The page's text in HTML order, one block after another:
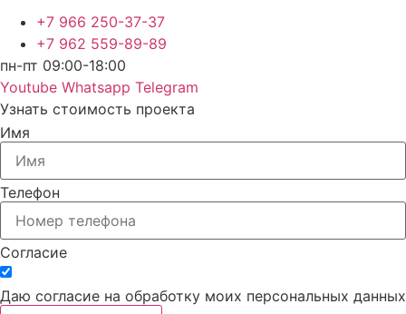
+7 966 250-37-37
+7 962 559-89-89
пн-пт 09:00-18:00
Youtube Whatsapp Telegram
Узнать стоимость проекта
Имя
Телефон
Согласие
Даю согласие на обработку моих персональных данных